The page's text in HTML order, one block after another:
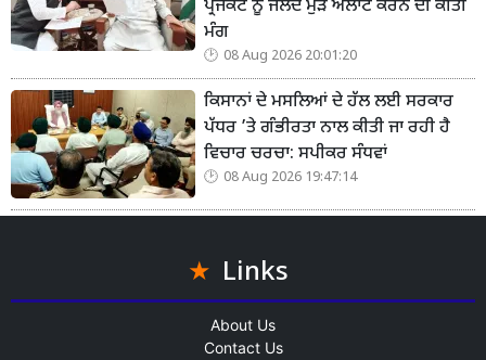
ਪ੍ਰੋਜੈਕਟ ਨੂੰ ਜਲਦ ਮੁੜ ਅਲਾਟ ਕਰਨ ਦੀ ਕੀਤੀ
ਮੰਗ
08 Aug 2026 20:01:20
ਕਿਸਾਨਾਂ ਦੇ ਮਸਲਿਆਂ ਦੇ ਹੱਲ ਲਈ ਸਰਕਾਰ
ਪੱਧਰ ’ਤੇ ਗੰਭੀਰਤਾ ਨਾਲ ਕੀਤੀ ਜਾ ਰਹੀ ਹੈ
ਵਿਚਾਰ ਚਰਚਾ: ਸਪੀਕਰ ਸੰਧਵਾਂ
08 Aug 2026 19:47:14
Links
About Us
Contact Us